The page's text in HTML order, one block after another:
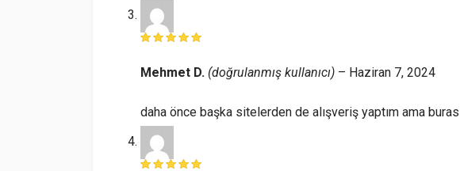
Mehmet D. (doğrulanmış kullanıcı) – Haziran 7, 2024
daha önce başka sitelerden de alışveriş yaptım ama burası